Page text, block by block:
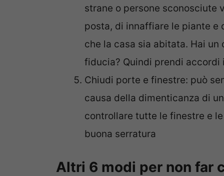
strane o persone sconosciute
posta, di innaffiare le piante e
che la casa sia abitata. Hai
fiducia? Quindi prendi
Chiudi porte e finestre: può
causa della dimenticanza di
controllare tutte le finestre e
buona serratura
Altri 6 modi per non far